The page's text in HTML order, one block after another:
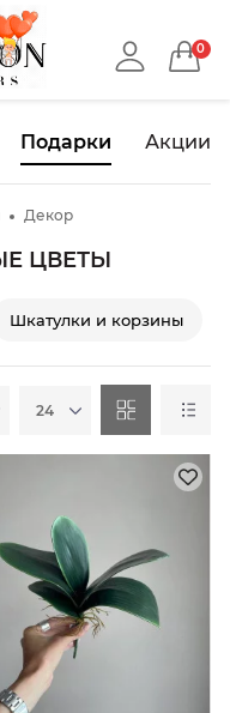
0
Подарки Акции
Декор
ЦВЕТЫ
Шкатулки и корзины